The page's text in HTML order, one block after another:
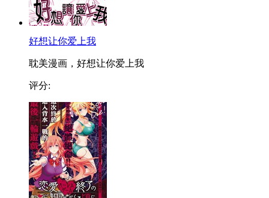
好想让你爱上我
耽美漫画，好想让你爱上我
评分: